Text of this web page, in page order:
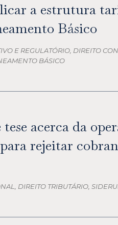
a estrutura
Básico
E REGULATÓRIO, DIREITO
BÁSICO
acerca da
rejeitar
DIREITO TRIBUTÁRIO,